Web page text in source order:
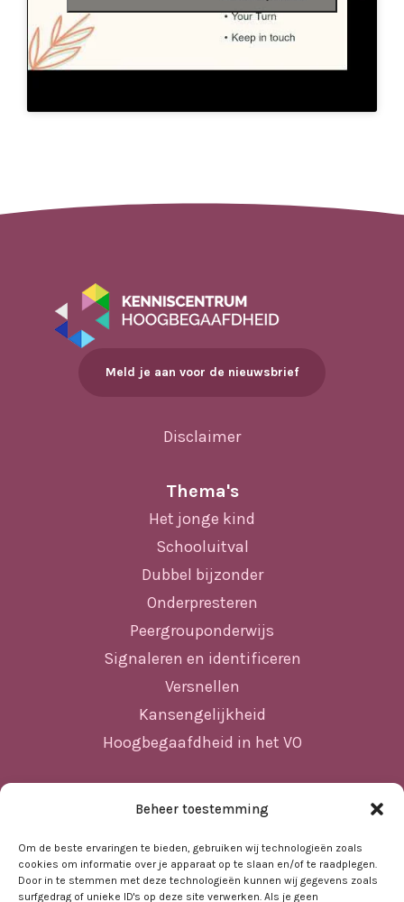
Beheer toestemming
Om de beste ervaringen te bieden, gebruiken wij technologieën zoals
cookies om informatie over je apparaat op te slaan en/of te raadplegen.
Door in te stemmen met deze technologieën kunnen wij gegevens zoals
surfgedrag of unieke ID's op deze site verwerken. Als je geen
Meld je aan voor de nieuwsbrief
Disclaimer
Thema's
Het jonge kind
Schooluitval
Dubbel bijzonder
Onderpresteren
Peergrouponderwijs
Signaleren en identificeren
Versnellen
Kansengelijkheid
Hoogbegaafdheid in het VO
Home
Nieuws